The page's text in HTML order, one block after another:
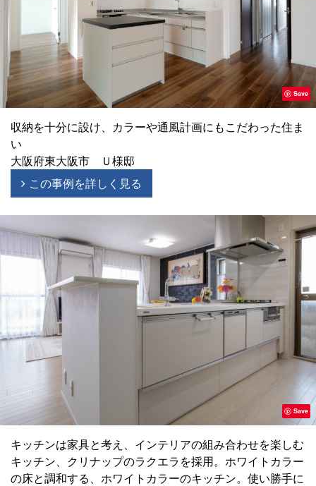
Save
収納を十分に設け、カラーや通風計画にもこだわった住ま
い
大阪府東大阪市 Ｕ様邸
この事例を詳しく見る
Save
キッチンは家具と考え、インテリアの組み合わせを楽しむ
キッチン、クリナップのラクエラを採用。ホワイトカラー
の床と調和する、ホワイトカラーのキッチン。使い勝手に